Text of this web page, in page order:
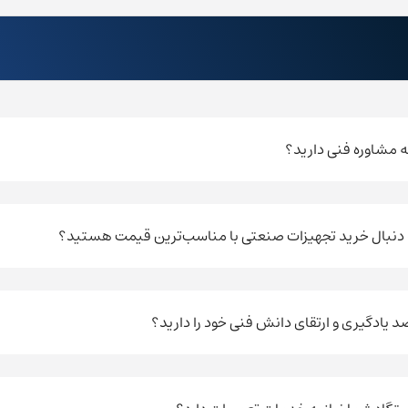
پلاک 17
مشاوره فنی دارید؟
دنبال خرید تجهیزات صنعتی با مناسب‌ترین قیمت هستید؟
یادگیری و ارتقای دانش فنی خود را دارید؟